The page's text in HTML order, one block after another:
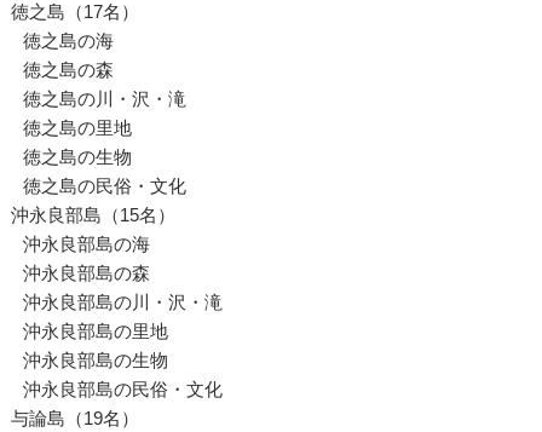
徳之島（17名）
徳之島の海
徳之島の森
徳之島の川・沢・滝
徳之島の里地
徳之島の生物
徳之島の民俗・文化
沖永良部島（15名）
沖永良部島の海
沖永良部島の森
沖永良部島の川・沢・滝
沖永良部島の里地
沖永良部島の生物
沖永良部島の民俗・文化
与論島（19名）